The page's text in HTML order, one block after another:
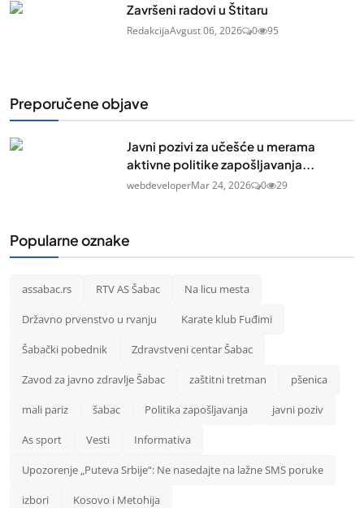
Završeni radovi u Štitaru
RedakcijaAvgust 06, 2026 0 95
Preporučene objave
Javni pozivi za učešće u merama
aktivne politike zapošljavanja...
webdeveloperMar 24, 2026 0 29
Popularne oznake
assabac.rs RTV AS Šabac Na licu mesta
Državno prvenstvo u rvanju Karate klub Fuđimi
Šabački pobednik Zdravstveni centar Šabac
Zavod za javno zdravlje Šabac zaštitni tretman pšenica
mali pariz šabac Politika zapošljavanja javni poziv
As sport Vesti Informativa
Upozorenje „Puteva Srbije“: Ne nasedajte na lažne SMS poruke
izbori Kosovo i Metohija